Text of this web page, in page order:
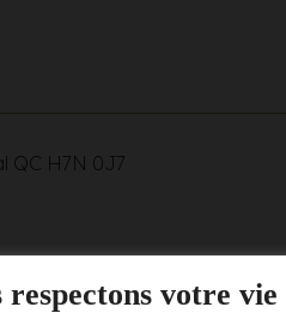
respectons votre
QC H7N 0J7